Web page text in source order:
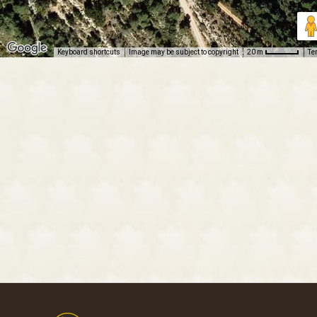
Keyboard shortcuts Image may be subject to copyright 20 m